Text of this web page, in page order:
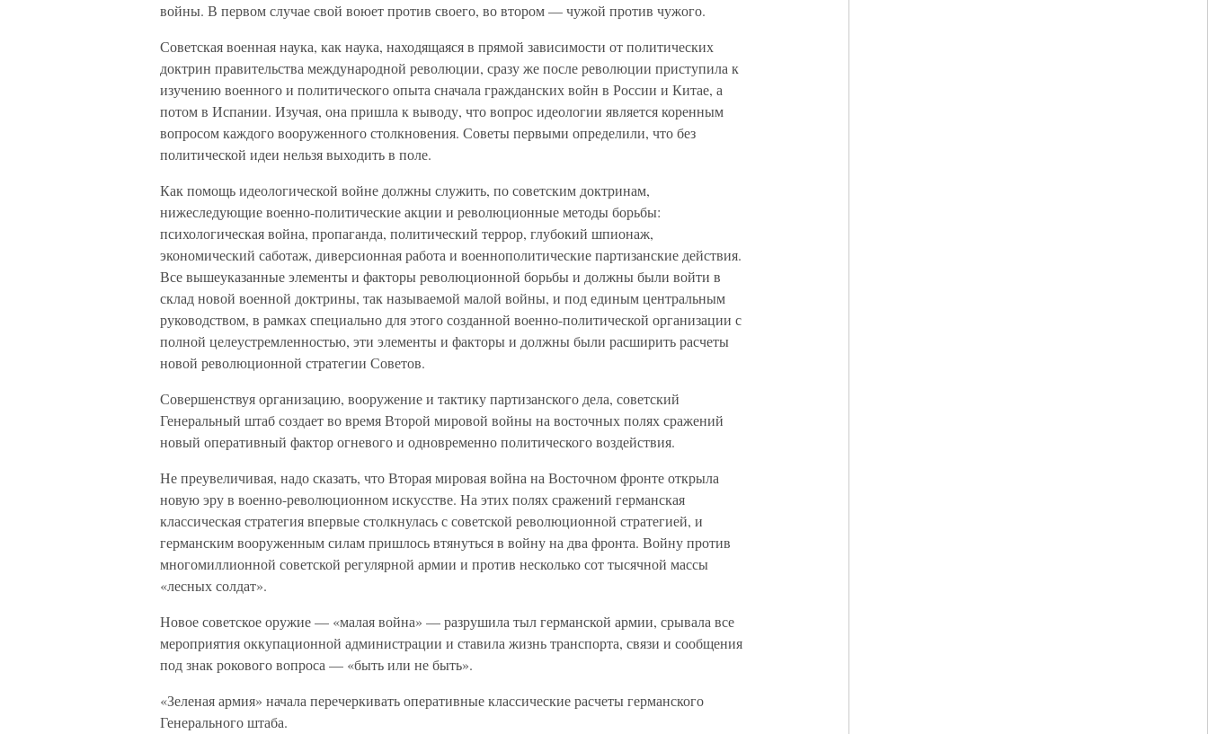
войны. В первом случае свой воюет против своего, во втором — чужой против чужого.
Советская военная наука, как наука, находящаяся в прямой зависимости от политических
доктрин правительства международной революции, сразу же после революции приступила к
изучению военного и политического опыта сначала гражданских войн в России и Китае, а
потом в Испании. Изучая, она пришла к выводу, что вопрос идеологии является коренным
вопросом каждого вооруженного столкновения. Советы первыми определили, что без
политической идеи нельзя выходить в поле.
Как помощь идеологической войне должны служить, по советским доктринам,
нижеследующие военно-политические акции и революционные методы борьбы:
психологическая война, пропаганда, политический террор, глубокий шпионаж,
экономический саботаж, диверсионная работа и военнополитические партизанские действия.
Все вышеуказанные элементы и факторы революционной борьбы и должны были войти в
склад новой военной доктрины, так называемой малой войны, и под единым центральным
руководством, в рамках специально для этого созданной военно-политической организации с
полной целеустремленностью, эти элементы и факторы и должны были расширить расчеты
новой революционной стратегии Советов.
Совершенствуя организацию, вооружение и тактику партизанского дела, советский
Генеральный штаб создает во время Второй мировой войны на восточных полях сражений
новый оперативный фактор огневого и одновременно политического воздействия.
Не преувеличивая, надо сказать, что Вторая мировая война на Восточном фронте открыла
новую эру в военно-революционном искусстве. На этих полях сражений германская
классическая стратегия впервые столкнулась с советской революционной стратегией, и
германским вооруженным силам пришлось втянуться в войну на два фронта. Войну против
многомиллионной советской регулярной армии и против несколько сот тысячной массы
«лесных солдат».
Новое советское оружие — «малая война» — разрушила тыл германской армии, срывала все
мероприятия оккупационной администрации и ставила жизнь транспорта, связи и сообщения
под знак рокового вопроса — «быть или не быть».
«Зеленая армия» начала перечеркивать оперативные классические расчеты германского
Генерального штаба.